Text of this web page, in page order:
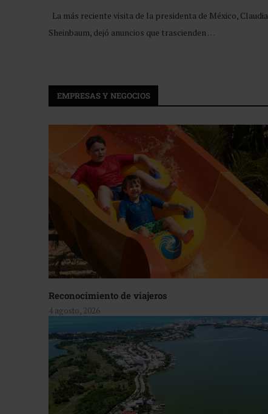
La más reciente visita de la presidenta de México, Claudia
Sheinbaum, dejó anuncios que trascienden …
EMPRESAS Y NEGOCIOS
Reconocimiento de viajeros
4 agosto, 2026